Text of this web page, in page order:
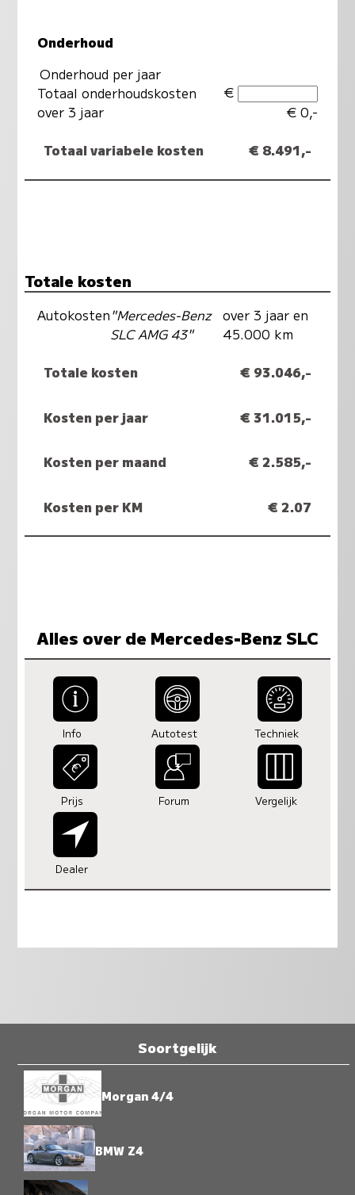
Onderhoud
Onderhoud per jaar
Totaal onderhoudskosten
over 3 jaar
€
€ 0,-
Totaal variabele kosten € 8.491,-
Totale kosten
Autokosten"Mercedes-Benz
SLC AMG 43"
over 3 jaar en
45.000 km
Totale kosten € 93.046,-
Kosten per jaar € 31.015,-
Kosten per maand € 2.585,-
Kosten per KM € 2.07
Alles over de Mercedes-Benz SLC
Info Autotest Techniek
Prijs Forum Vergelijk
Dealer
Soortgelijk
Morgan 4/4
BMW Z4